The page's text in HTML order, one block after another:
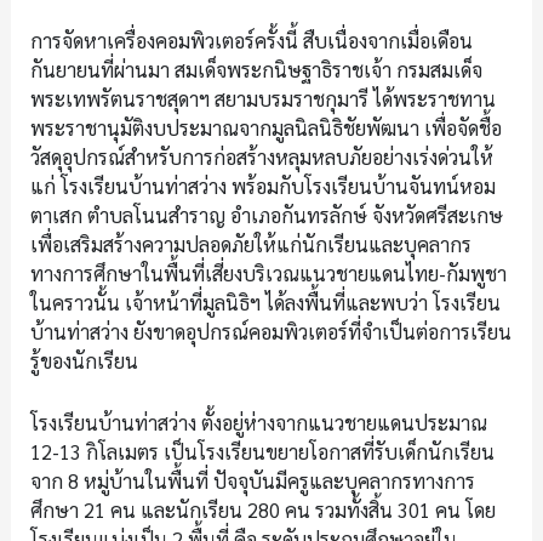
การจัดหาเครื่องคอมพิวเตอร์ครั้งนี้ สืบเนื่องจากเมื่อเดือน
กันยายนที่ผ่านมา สมเด็จพระกนิษฐาธิราชเจ้า กรมสมเด็จ
พระเทพรัตนราชสุดาฯ สยามบรมราชกุมารี ได้พระราชทาน
พระราชานุมัติงบประมาณจากมูลนิลนิธิชัยพัฒนา เพื่อจัดชื้อ
วัสดุอุปกรณ์สำหรับการก่อสร้างหลุมหลบภัยอย่างเร่งด่วนให้
แก่ โรงเรียนบ้านท่าสว่าง พร้อมกับโรงเรียนบ้านจันทน์หอม
ตาเสก ตำบลโนนสำราญ อำเภอกันทรลักษ์ จังหวัดศรีสะเกษ
เพื่อเสริมสร้างความปลอดภัยให้แก่นักเรียนและบุคลากร
ทางการศึกษาในพื้นที่เสี่ยงบริเวณแนวชายแดนไทย-กัมพูชา
ในคราวนั้น เจ้าหน้าที่มูลนิธิฯ ได้ลงพื้นที่และพบว่า โรงเรียน
บ้านท่าสว่าง ยังขาดอุปกรณ์คอมพิวเตอร์ที่จำเป็นต่อการเรียน
รู้ของนักเรียน
โรงเรียนบ้านท่าสว่าง ตั้งอยู่ห่างจากแนวชายแดนประมาณ
12-13 กิโลเมตร เป็นโรงเรียนขยายโอกาสที่รับเด็กนักเรียน
จาก 8 หมู่บ้านในพื้นที่ ปัจจุบันมีครูและบุคลากรทางการ
ศึกษา 21 คน และนักเรียน 280 คน รวมทั้งสิ้น 301 คน โดย